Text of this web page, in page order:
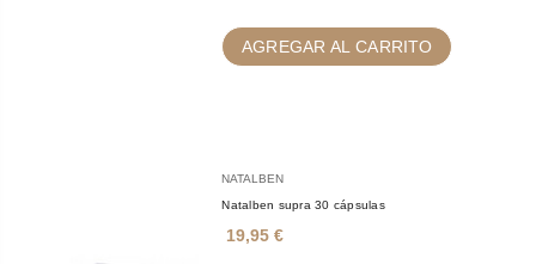
AGREGAR AL CARRITO
NATALBEN
Natalben supra 30 cápsulas
19,95 €